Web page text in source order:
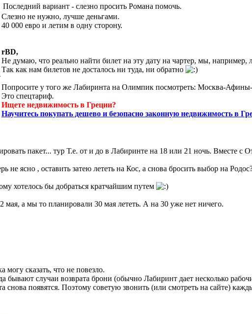
Последний вариант - слезно просить Романа помочь.
Слезно не нужно, лучше деньгами.
40 000 евро и летим в одну сторону.
rBD,
Не думаю, что реально найти билет на эту дату на чартер, мы,
Так как нам билетов не досталось ни туда, ни обратно
Попросите у того же Лабиринта на Олимпик посмотреть: Москва-
Это спецтариф.
Ищете недвижимость в Греции?
Научитесь покупать дешево и безопасно законную недвижимость в
пакет... тур Т.е. от и до в Лабиринте на 18 или 21 ночь. Вместе с
не ясно , оставить затею лететь на Кос, а снова бросить выбор на
хотелось бы добраться кратчайшим путем
мая, а мы то планировали 30 мая лететь. А на 30 уже нет ничего.
могу сказать, что не повезло.
бывают случаи возврата брони (обычно Лабиринт дает несколько
снова появятся. Поэтому советую звонить (или смотреть на сайте)